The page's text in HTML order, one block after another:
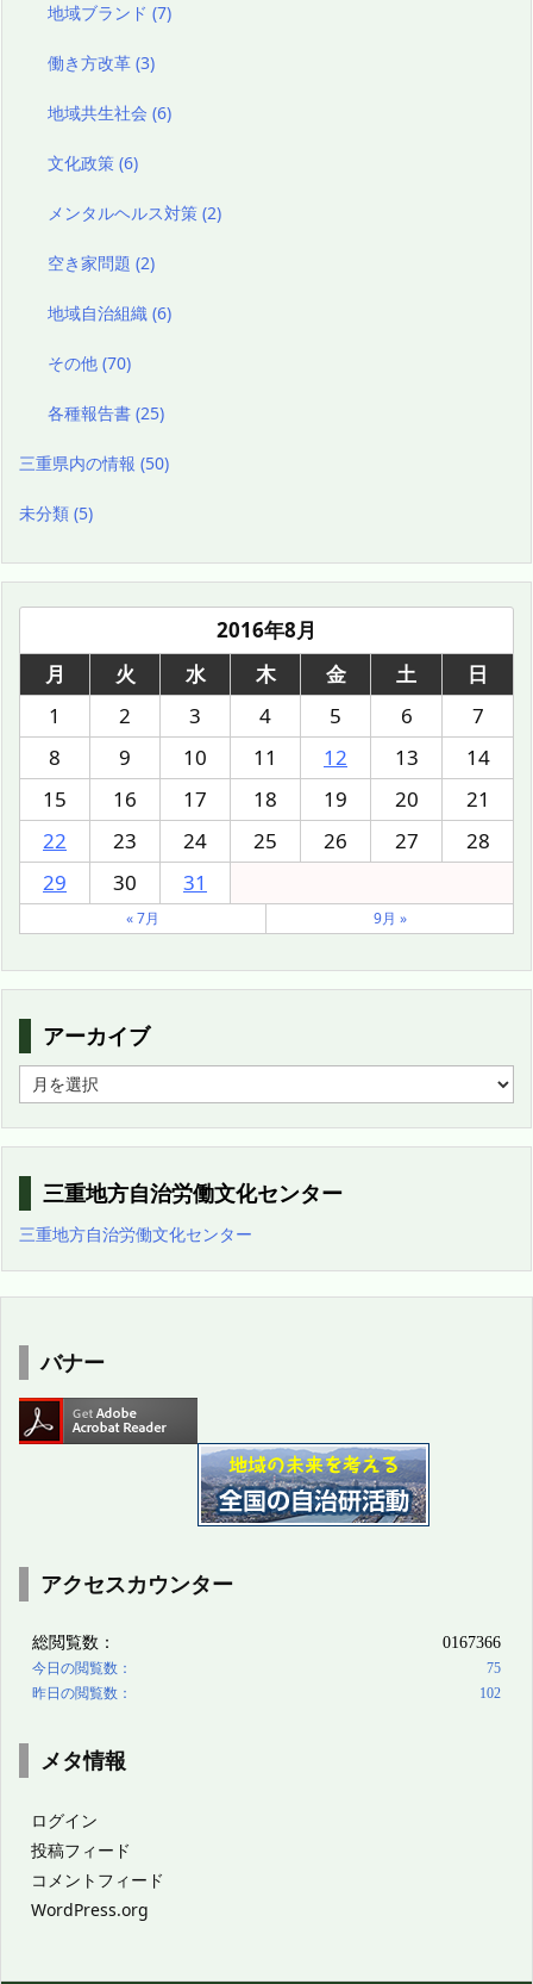
地域ブランド(7)
働き方改革(3)
地域共生社会(6)
文化政策(6)
メンタルヘルス対策(2)
空き家問題(2)
地域自治組織(6)
その他(70)
各種報告書(25)
三重県内の情報 (50)
未分類 (5)
2016年8月
月
火 水 木 金 土
日
1
2 3 4 5 6
7
8
9 10 11 12 13
14
15
16 17 18 19 20
21
22
23 24 25 26 27
28
29
30 31
« 7月 9月 »
アーカイブ
ー
カ
イ
ブ
三重地方自治労働文化センター
三重地方自治労働文化センター
バナー
アクセスカウンター
メタ情報
ログイン
投稿フィード
コメントフィード
WordPress.org